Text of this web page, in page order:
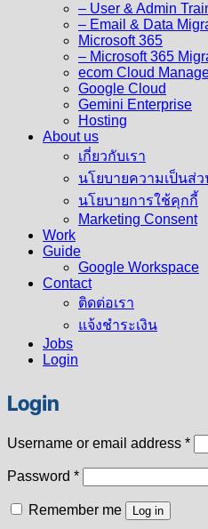
– User & Admin
– Email & Data
Microsoft 365
– Microsoft 365
ecom Cloud
Google Cloud
Gemini Enterprise
Hosting
About us
เกี่ยวกับเรา
นโยบายความเป็นส่ว
นโยบายการใช้คุกกี้
Marketing Consent
Work
Guide
Google Workspace
Contact
ติดต่อเรา
แจ้งชำระเงิน
Jobs
Login
Login
Username or email address *
Password *Required
Remember me Log in